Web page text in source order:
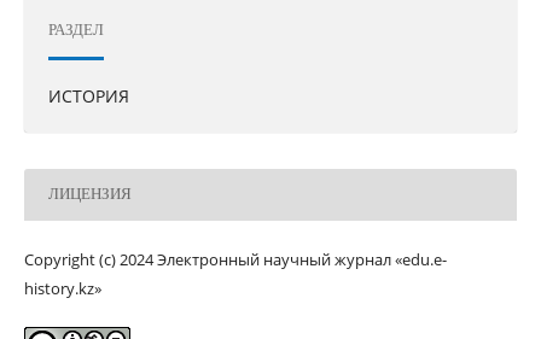
РАЗДЕЛ
ИСТОРИЯ
ЛИЦЕНЗИЯ
Copyright (c) 2024 Электронный научный журнал «edu.e-
history.kz»